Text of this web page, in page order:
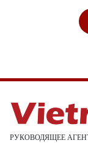
РУКОВОДЯЩЕЕ